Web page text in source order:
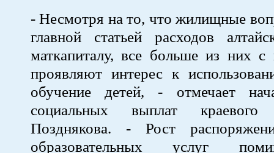
- Несмотря на то, что жилищные
главной статьей расходов
маткапиталу, все больше из них
проявляют интерес к
обучение детей, - отмечает
социальных выплат
Позднякова. - Рост
образовательных услуг